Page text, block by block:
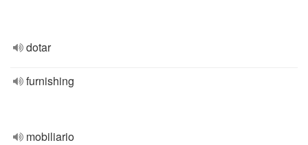
dotar
furnishing
mobiliario